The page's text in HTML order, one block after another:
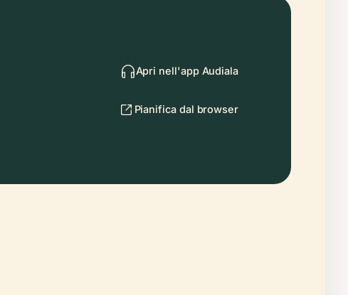
Apri nell'app Audiala
Pianifica dal browser